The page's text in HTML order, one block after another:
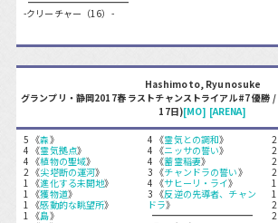
-クリーチャー（16）-
Hashimoto, Ryunosuke
グランプリ・静岡2017春 ラストチャンストライアル#7 優勝
17日)[MO] [ARENA]
5 《森》
4 《霊気拠点》
4 《植物の聖域》
2 《尖塔断の運河》
1 《進化する未開地》
1 《獲物道》
1 《感動的な眺望所》
1 《島》
4 《霊気との調和》
4 《ニッサの誓い》
4 《蓄霊稲妻》
3 《チャンドラの誓い》
4 《サヒーリ・ライ》
3 《反逆の先導者、チャン
ドラ》